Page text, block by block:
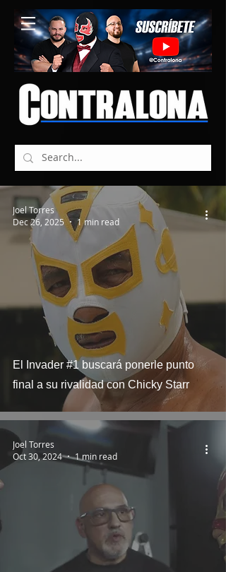
El Invader #1 buscará ponerle punto
final a su rivalidad con Chicky Starr
Joel Torres
Dec 26, 2025
1 min read
Joel Torres
Oct 30, 2024
1 min read